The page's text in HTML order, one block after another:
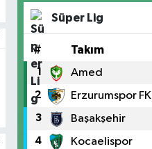
Süper Lig
# Takım
1 Amed
2 Erzurumspor FK
3 Başakşehir
4 Kocaelispor